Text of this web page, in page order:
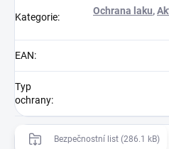
Kategorie:
Ochrana laku,
EAN:
Typ
ochrany:
Bezpečnostní list (286.1 kB)